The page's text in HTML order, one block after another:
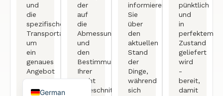
und
die
spezifischen
Transportanforderungen,
um
ein
genaues
Angebot
zu
erstellen.
der
auf
die
Abmessungen
und
den
Bestimmungsort
Ihrer
Yacht
zugeschnitten
informieren
Sie
über
den
aktuellen
Stand
der
Dinge,
während
sich
pünktlich
und
in
perfektem
Zustand
geliefert
wird
-
bereit,
damit
German
English
Turkish
Portuguese